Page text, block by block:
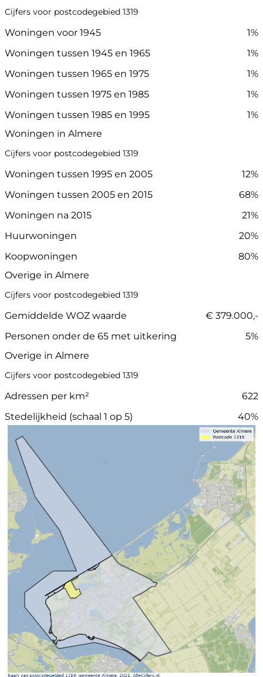
Cijfers voor postcodegebied 1319
Woningen voor 1945
1%
Woningen tussen 1945 en 1965
1%
Woningen tussen 1965 en 1975
1%
Woningen tussen 1975 en 1985
1%
Woningen tussen 1985 en 1995
1%
Woningen in Almere
Cijfers voor postcodegebied 1319
Woningen tussen 1995 en 2005
12%
Woningen tussen 2005 en 2015
68%
Woningen na 2015
21%
Huurwoningen
20%
Koopwoningen
80%
Overige in Almere
Cijfers voor postcodegebied 1319
Gemiddelde WOZ waarde
€ 379.000,-
Personen onder de 65 met uitkering
5%
Overige in Almere
Cijfers voor postcodegebied 1319
Adressen per km²
622
Stedelijkheid (schaal 1 op 5)
40%